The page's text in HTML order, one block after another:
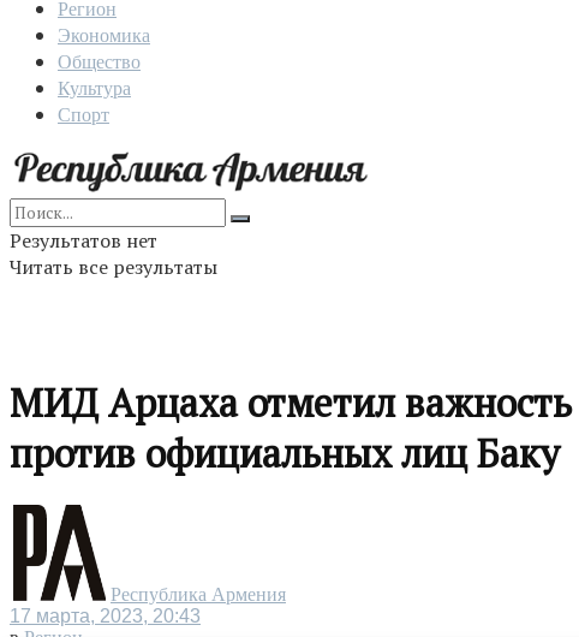
Регион
Экономика
Общество
Культура
Спорт
Результатов нет
Читать все результаты
МИД Арцаха отметил
против официальных лиц Баку
Республика Армения
17 марта, 2023, 20:43